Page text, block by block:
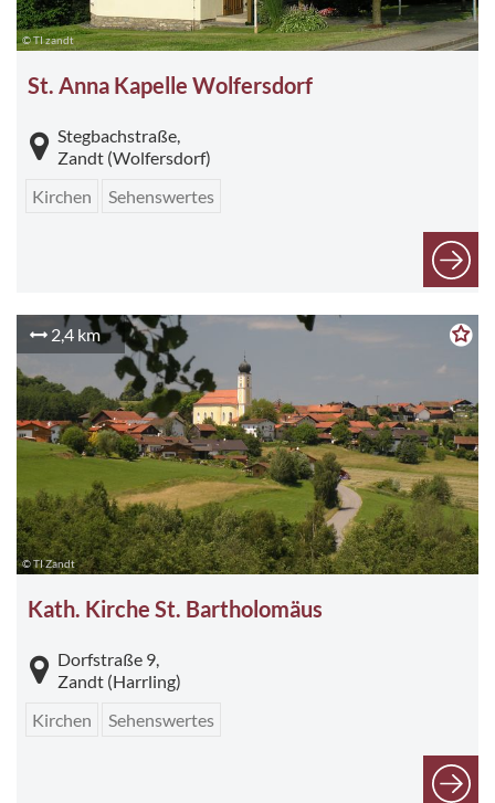
© TI zandt
St. Anna Kapelle Wolfersdorf
Stegbachstraße,
Zandt (Wolfersdorf)
Kirchen
Sehenswertes
2,4 km
© TI Zandt
Kath. Kirche St. Bartholomäus
Dorfstraße 9,
Zandt (Harrling)
Kirchen
Sehenswertes